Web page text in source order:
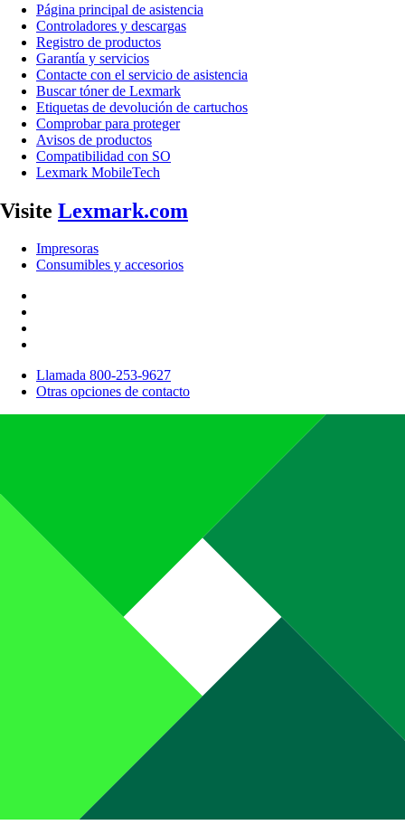
Página principal de asistencia
Controladores y descargas
Registro de productos
Garantía y servicios
Contacte con el servicio de asistencia
Buscar tóner de Lexmark
Etiquetas de devolución de cartuchos
Comprobar para proteger
Avisos de productos
Compatibilidad con SO
Lexmark MobileTech
Visite Lexmark.com
Impresoras
Consumibles y accesorios
Llamada 800-253-9627
Otras opciones de contacto